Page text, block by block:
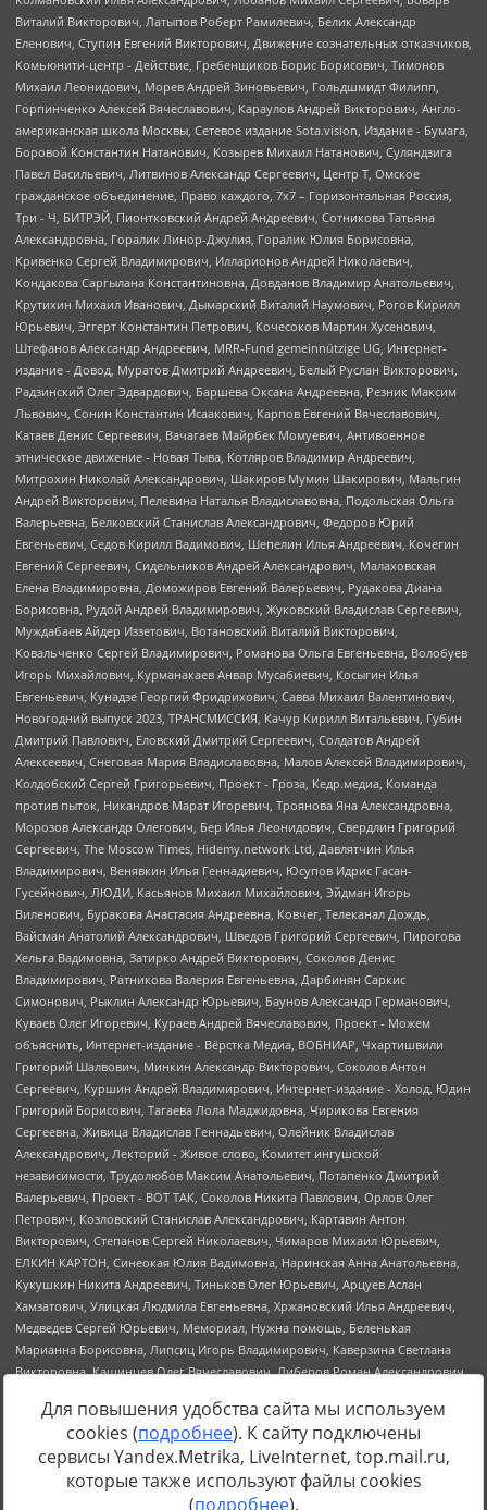
Источник:https://minjust.gov.ru/uploaded/files/reestr-
inostrannyih-agentov-22-03-2024.pdfданные на22.03.2024
Для повышения удобства сайта мы используем
cookies (подробнее). К сайту подключены
сервисы Yandex.Metrika, LiveInternet, top.mail.ru,
которые также используют файлы cookies
(подробнее).